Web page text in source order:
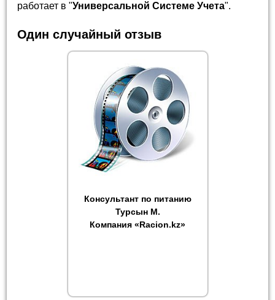
работает в "Универсальной Системе Учета".
Один случайный отзыв
Консультант по питанию
Турсын М.
Компания «Racion.kz»